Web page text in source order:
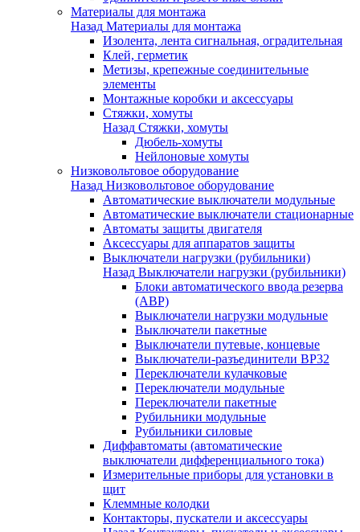
Материалы для монтажа
Назад Материалы для монтажа
Изолента, лента сигнальная, оградительная
Клей, герметик
Метизы, крепежные соединительные
элементы
Монтажные коробки и аксессуары
Стяжки, хомуты
Назад Стяжки, хомуты
Дюбель-хомуты
Нейлоновые хомуты
Низковольтовое оборудование
Назад Низковольтовое оборудование
Автоматические выключатели модульные
Автоматические выключатели стационарные
Автоматы защиты двигателя
Аксессуары для аппаратов защиты
Выключатели нагрузки (рубильники)
Назад Выключатели нагрузки (рубильники)
Блоки автоматического ввода резерва
(АВР)
Выключатели нагрузки модульные
Выключатели пакетные
Выключатели путевые, концевые
Выключатели-разъединители ВР32
Переключатели кулачковые
Переключатели модульные
Переключатели пакетные
Рубильники модульные
Рубильники силовые
Диффавтоматы (автоматические
выключатели дифференциального тока)
Измерительные приборы для установки в
щит
Клеммные колодки
Контакторы, пускатели и аксессуары